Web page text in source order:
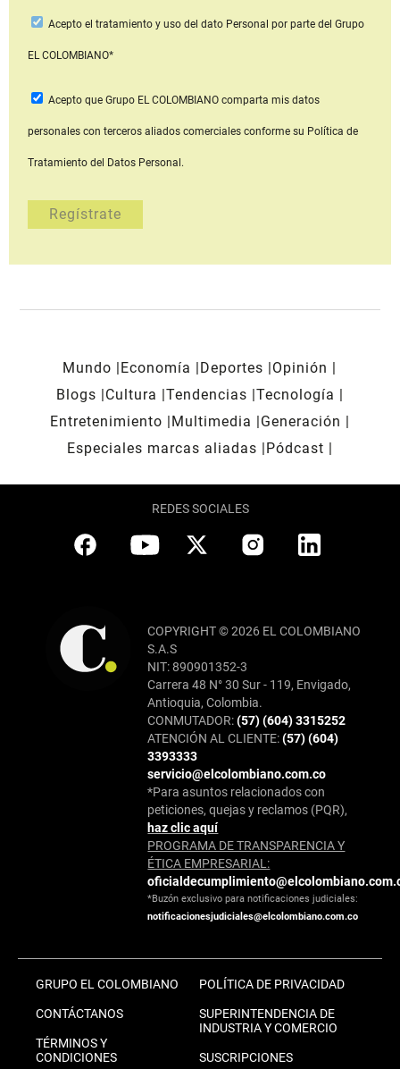
Acepto el tratamiento y uso del dato Personal por parte del Grupo
EL COLOMBIANO*
Acepto que Grupo EL COLOMBIANOcomparta mis datos
personales con terceros aliados comerciales conforme su Política de
Tratamiento del Datos Personal.
Mundo Economía Deportes
Opinión
Blogs
Cultura Tendencias Tecnología
Entretenimiento
Multimedia
Generación
Especiales marcas aliadas
Pódcast
REDES SOCIALES
COPYRIGHT © 2026 EL COLOMBIANO
S.A.S
NIT: 890901352-3
Carrera 48 N° 30 Sur - 119, Envigado,
Antioquia, Colombia.
CONMUTADOR:(57) (604) 3315252
ATENCIÓN AL CLIENTE:(57) (604)
3393333
servicio@elcolombiano.com.co
*Para asuntos relacionados con
peticiones, quejas y reclamos (PQR),
haz clic aquí
PROGRAMA DE TRANSPARENCIA Y
ÉTICA EMPRESARIAL:
*Buzón exclusivo para notificaciones judiciales:
notificacionesjudiciales@elcolombiano.com.co
GRUPO EL COLOMBIANO
CONTÁCTANOS
TÉRMINOS Y
CONDICIONES
POLÍTICA DE PRIVACIDAD
SUPERINTENDENCIA DE
INDUSTRIA Y COMERCIO
SUSCRIPCIONES